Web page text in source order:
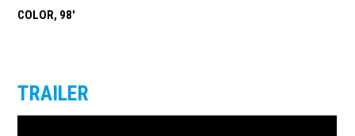
COLOR, 98'
TRAILER